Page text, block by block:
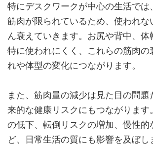
特にデスクワークが中心の生活では
筋肉が限られているため、使われな
ん衰えていきます。お尻や背中、体
特に使われにくく、これらの筋肉の
れや体型の変化につながります。
また、筋肉量の減少は見た目の問
来的な健康リスクにもつながります
の低下、転倒リスクの増加、慢性的
ど、日常生活の質にも影響を及ぼし